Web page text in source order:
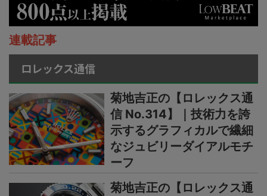
連載記事
ロレックス通信
菊地吉正の【ロレックス通
信 No.314】｜技術力を誇
示するグラフィカルで繊細
なジュビリーダイアルモチ
ーフ
菊地吉正の【ロレックス通